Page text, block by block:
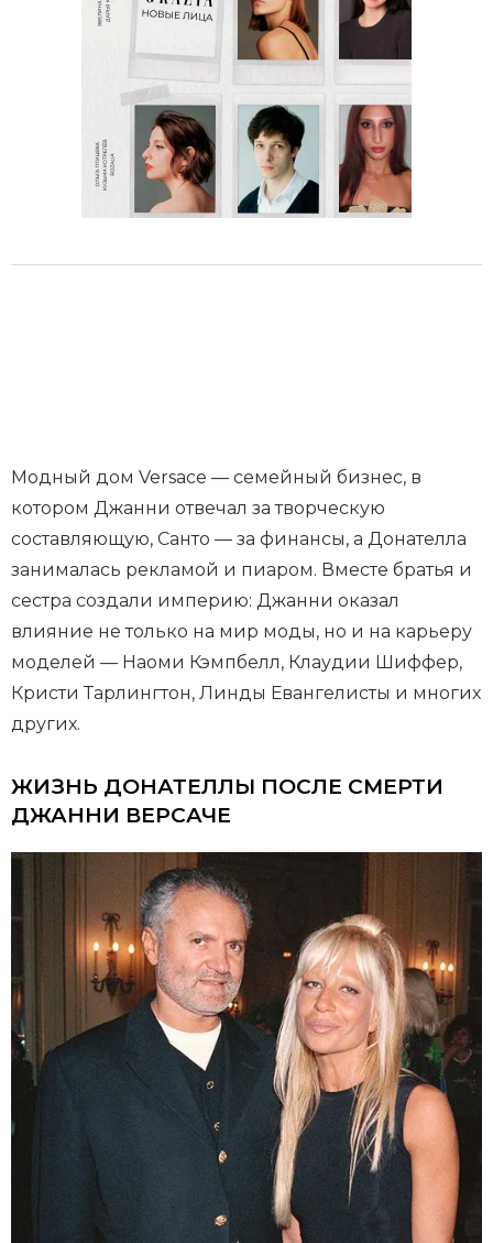
Модный дом Versace — семейный бизнес, в
котором Джанни отвечал за творческую
составляющую, Санто — за финансы, а Донателла
занималась рекламой и пиаром. Вместе братья и
сестра создали империю: Джанни оказал
влияние не только на мир моды, но и на карьеру
моделей — Наоми Кэмпбелл, Клаудии Шиффер,
Кристи Тарлингтон, Линды Евангелисты и многих
других.
ЖИЗНЬ ДОНАТЕЛЛЫ ПОСЛЕ СМЕРТИ
ДЖАННИ ВЕРСАЧЕ